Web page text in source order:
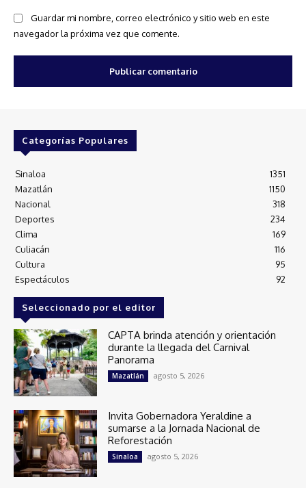
Guardar mi nombre, correo electrónico y sitio web en este
navegador la próxima vez que comente.
Categorías Populares
Sinaloa
1351
Mazatlán
1150
Nacional
318
Deportes
234
Clima
169
Culiacán
116
Cultura
95
Espectáculos
92
Seleccionado por el editor
CAPTA brinda atención y orientación
durante la llegada del Carnival
Panorama
Mazatlán agosto 5, 2026
Invita Gobernadora Yeraldine a
sumarse a la Jornada Nacional de
Reforestación
Sinaloa agosto 5, 2026